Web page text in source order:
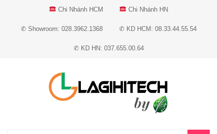
Chi Nhánh HCM Chi Nhánh HN
✆ Showroom: 028.3962.1368 ✆ KD HCM: 08.33.44.55.54
✆ KD HN: 037.655.00.64